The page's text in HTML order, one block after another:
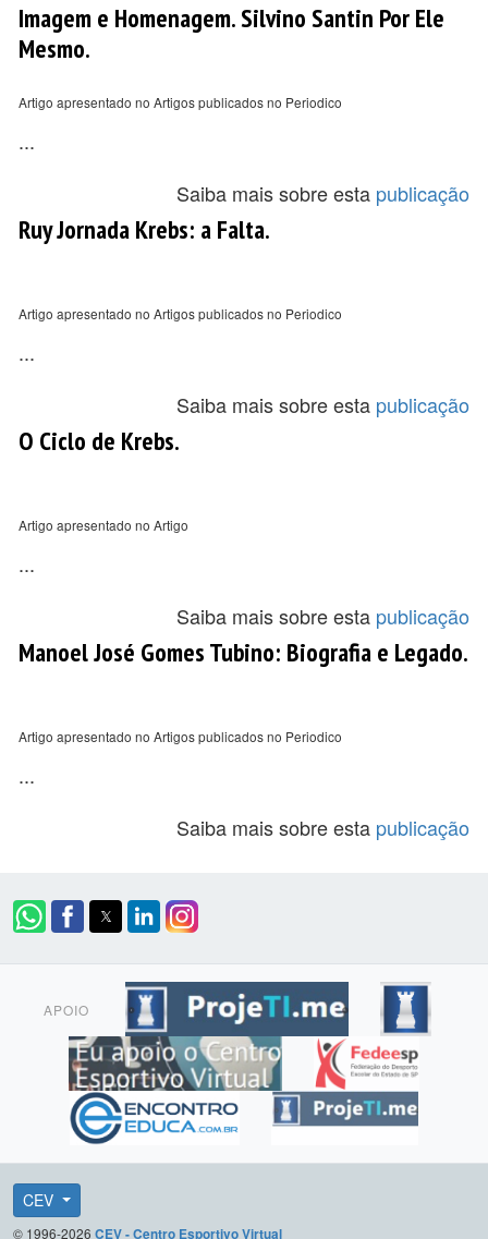
Imagem e Homenagem. Silvino Santin Por Ele
Mesmo.
Artigo apresentado no Artigos publicados no Periodico
...
Saiba mais sobre esta publicação
Ruy Jornada Krebs: a Falta.
Artigo apresentado no Artigos publicados no Periodico
...
Saiba mais sobre esta publicação
O Ciclo de Krebs.
Artigo apresentado no Artigo
...
Saiba mais sobre esta publicação
Manoel José Gomes Tubino: Biografia e Legado.
Artigo apresentado no Artigos publicados no Periodico
...
Saiba mais sobre esta publicação
APOIO
CEV
© 1996-2026 CEV - Centro Esportivo Virtual